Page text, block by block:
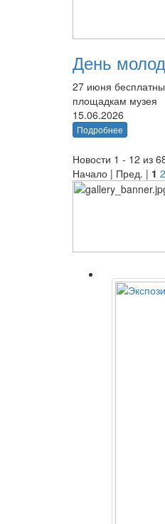
День
27 июня
площадкам музея
15.06.2026
Подробнее
Новости 1 - 12 из
Начало | Пред. | 1 2